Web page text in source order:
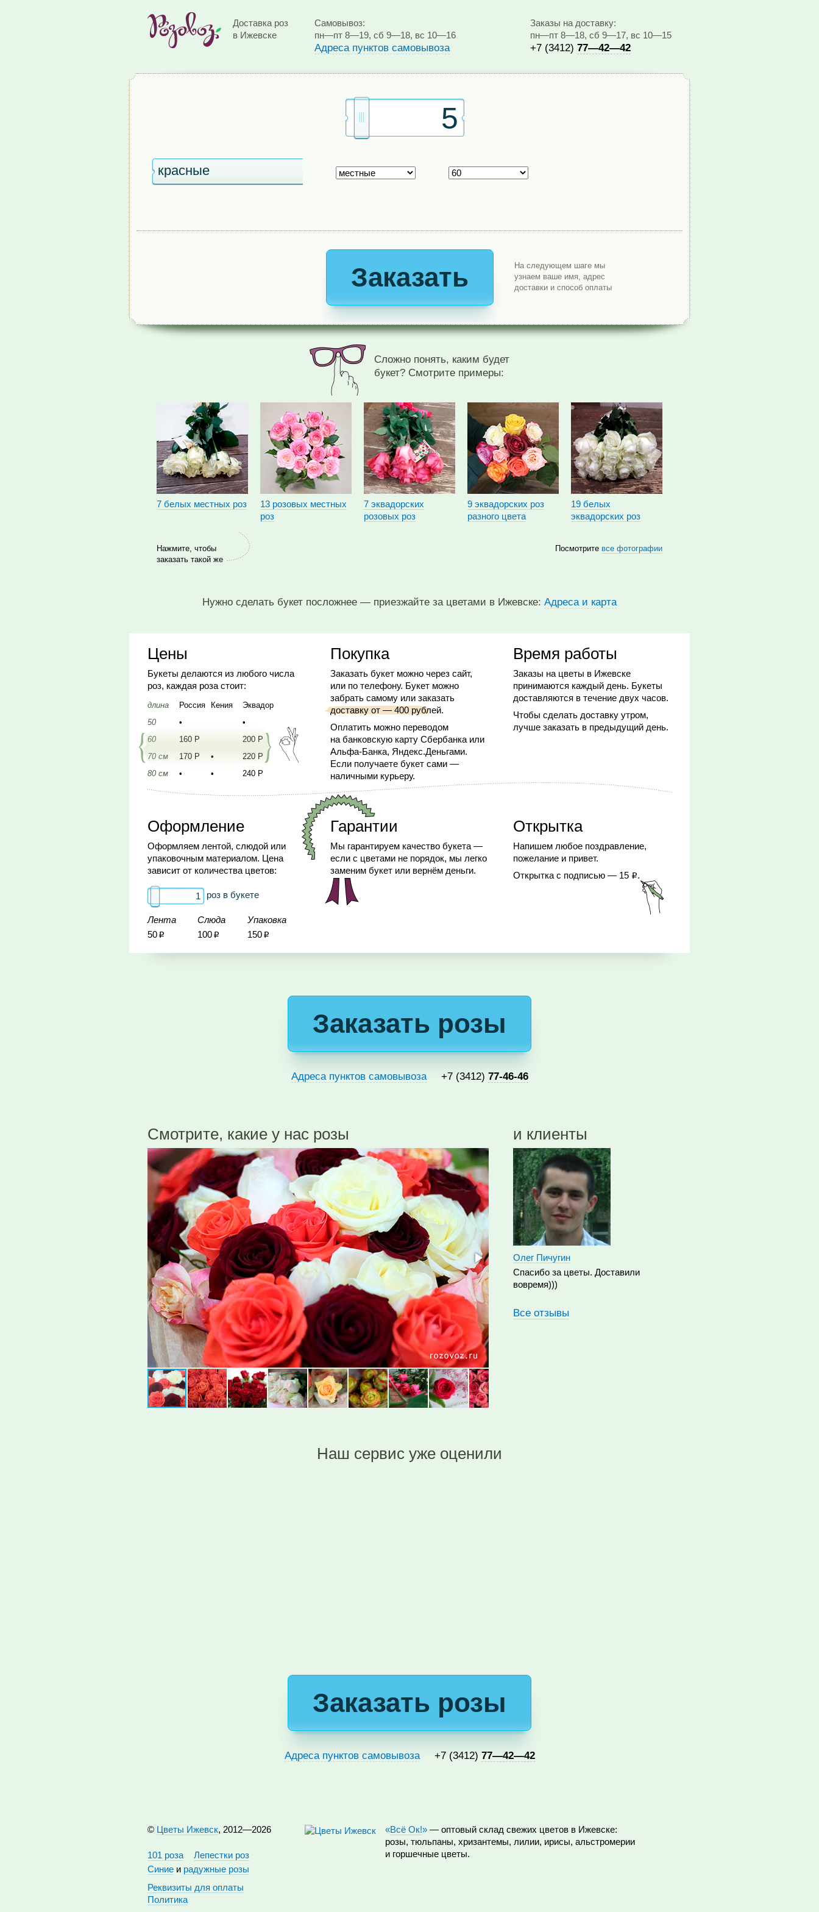
Доставка роз
в Ижевске
Самовывоз:
пн—пт 8—19, сб 9—18, вс 10—16
Адреса пунктов самовывоза
Заказы на доставку:
пн—пт 8—18, сб 9—17, вс 10—15
+7 (3412) 77—42—42
Заказать
На следующем шаге мы
узнаем ваше имя, адрес
доставки и способ оплаты
Сложно понять, каким будет
букет? Смотрите примеры:
7 белых местных роз
13 розовых местных
роз
7 эквадорских
розовых роз
9 эквадорских роз
разного цвета
19 белых
эквадорских роз
Посмотрите все фотографии
Нажмите, чтобы
заказать такой же
Нужно сделать букет посложнее — приезжайте за цветами в Ижевске: Адреса и карта
Цены
Букеты делаются из любого числа
роз, каждая роза стоит:
длина Россия Кения
Эквадор
50
•
•
60
160 Р
200 Р
70 см
170 Р •
220 Р
80 см
• • 240 Р
Покупка
Заказать букет можно через сайт,
или по телефону. Букет можно
забрать самому или заказать
доставку от — 400 рублей.
Оплатить можно переводом
на банковскую карту Сбербанка или
Альфа-Банка, Яндекс.Деньгами.
Если получаете букет сами —
наличными курьеру.
Время работы
Заказы на цветы в Ижевске
принимаются каждый день. Букеты
доставляются в течение двух часов.
Чтобы сделать доставку утром,
лучше заказать в предыдущий день.
Оформление
Оформляем лентой, слюдой или
упаковочным материалом. Цена
зависит от количества цветов:
роз в букете
Лента Слюда
Упаковка
50 Р 100 Р 150 Р
Гарантии
Мы гарантируем качество букета —
если с цветами не порядок, мы легко
заменим букет или вернём деньги.
Открытка
Напишем любое поздравление,
пожелание и привет.
Открытка с подписью — 15 Р.
Заказать розы
Адреса пунктов самовывоза +7 (3412) 77-46-46
Смотрите, какие у нас розы и клиенты
Олег Пичугин
Спасибо за цветы. Доставили
вовремя)))
Все отзывы
Наш сервис уже оценили
Заказать розы
Адреса пунктов самовывоза +7 (3412) 77—42—42
© Цветы Ижевск, 2012—2026
101 роза
Лепестки роз
Синие и радужные розы
Реквизиты для оплаты
Политика
«Всё Ок!» — оптовый склад свежих цветов в Ижевске:
розы, тюльпаны, хризантемы, лилии, ирисы, альстромерии
и горшечные цветы.